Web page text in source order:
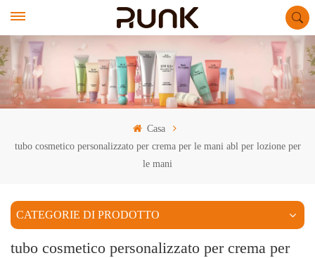
Casa
tubo cosmetico personalizzato per crema per le mani abl per lozione per
le mani
CATEGORIE DI PRODOTTO
tubo cosmetico personalizzato per crema per